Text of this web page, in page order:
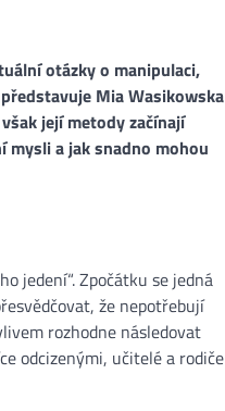
otázky o manipulaci,
Mia Wasikowska
její metody začínají
mysli a jak snadno mohou
jedení“. Zpočátku se jedná
že nepotřebují
rozhodne následovat
odcizenými, učitelé a rodiče